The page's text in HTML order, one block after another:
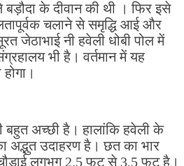
के दीवान की थी । फिर इसे
चलाने से समृद्धि आई और
नी हवेली धोबी पोल में
भी है। वर्तमान में यह
बहुत अच्छी है। हालांकि हवेली के
अद्भुत उदाहरण है। छत का भार
चौड़ाई लगभग 2.5 फुट से 3.5 फुट है।